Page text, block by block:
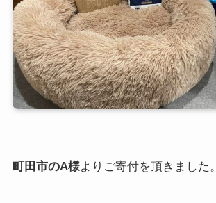
町田市のA様よりご寄付を頂きました。